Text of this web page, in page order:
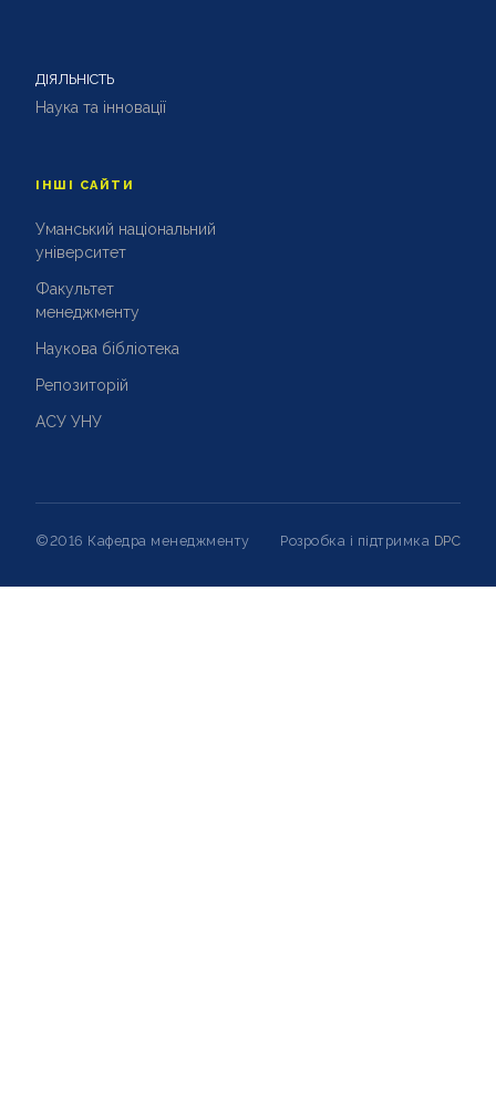
ДІЯЛЬНІСТЬ
Наука та інновації
ІНШІ САЙТИ
Уманський національний
університет
Факультет
менеджменту
Наукова бібліотека
Репозиторій
АСУ УНУ
©2016 Кафедра менеджменту Розробка і підтримка DPC